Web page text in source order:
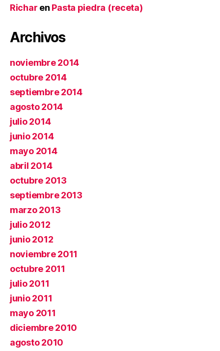
Richar en Pasta piedra (receta)
Archivos
noviembre 2014
octubre 2014
septiembre 2014
agosto 2014
julio 2014
junio 2014
mayo 2014
abril 2014
octubre 2013
septiembre 2013
marzo 2013
julio 2012
junio 2012
noviembre 2011
octubre 2011
julio 2011
junio 2011
mayo 2011
diciembre 2010
agosto 2010